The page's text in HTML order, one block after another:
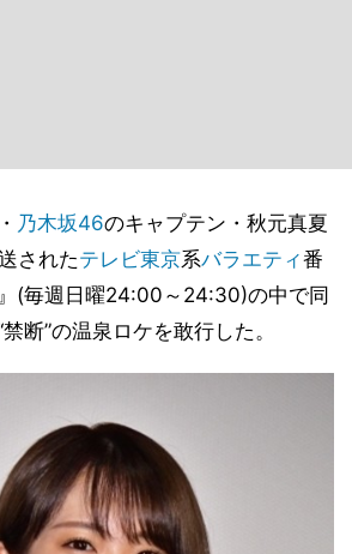
乃木坂46のキャプテン・秋元真夏
されたテレビ東京系バラエティ番
(毎週日曜24:00～24:30)の中で同
断”の温泉ロケを敢行した。